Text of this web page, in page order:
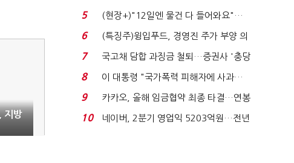
지방
처분' 기준은 ...
5
(현장+)"12일엔 물건 다 들어와요"…
빈 매대 채우며 문 연 ...
6
(특징주)윙입푸드, 경영진 주가 부양 의
지에 상한가...
7
국고채 담합 과징금 철퇴…증권사 '충당
금 폭탄' 우려...
8
이 대통령 "국가폭력 피해자에 사과…
적극적 조사로 진...
9
카카오, 올해 임금협약 최종 타결…연봉
6.3% 인상·격려...
10
네이버, 2분기 영업익 5203억원…전년